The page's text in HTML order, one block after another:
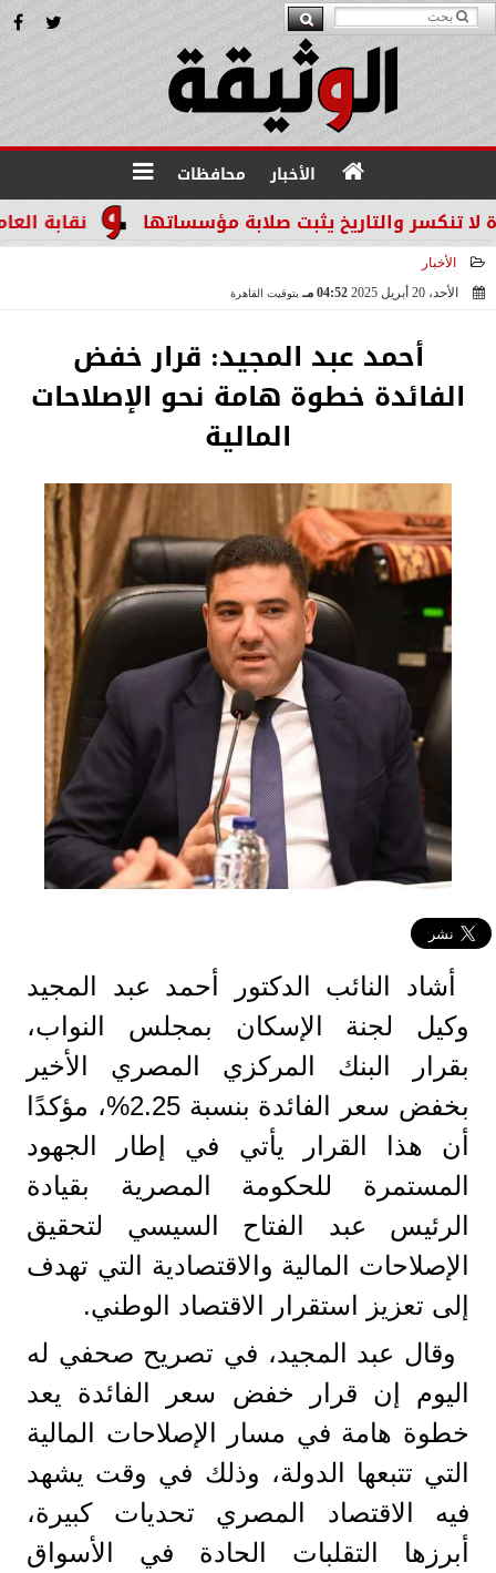
الأخبار محافظات
نقابة والتاريخ يثبت صلابة مؤسساتها
الأخبار
الأحد، 20 أبريل 2025
04:52 مـ بتوقيت القاهرة
أحمد عبد المجيد: قرار خفض
الفائدة خطوة هامة نحو الإصلاحات
المالية
أشاد النائب الدكتور أحمد عبد المجيد
وكيل لجنة الإسكان بمجلس النواب،
بقرار البنك المركزي المصري الأخير
بخفض سعر الفائدة بنسبة 2.25%، مؤكدًا
أن هذا القرار يأتي في إطار الجهود
المستمرة للحكومة المصرية بقيادة
الرئيس عبد الفتاح السيسي لتحقيق
الإصلاحات المالية والاقتصادية التي تهدف
إلى تعزيز استقرار الاقتصاد الوطني.
وقال عبد المجيد، في تصريح صحفي له
اليوم إن قرار خفض سعر الفائدة يعد
خطوة هامة في مسار الإصلاحات المالية
التي تتبعها الدولة، وذلك في وقت يشهد
فيه الاقتصاد المصري تحديات كبيرة،
أبرزها التقلبات الحادة في الأسواق